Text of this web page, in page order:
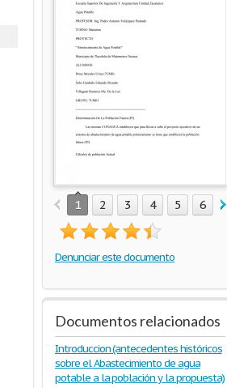
1 2 3 4 5 6 7
Denunciar este documento
Documentos relacionados
Introduccion (antecedentes históricos
sobre el Abastecimiento de agua
potable a la población y la propuesta)